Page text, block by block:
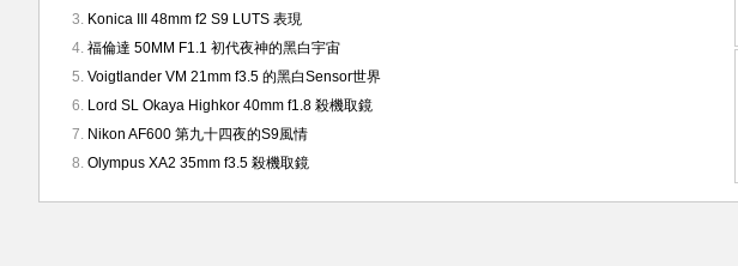
Konica III 48mm f2 S9 LUTS 表現
福倫達 50MM F1.1 初代夜神的黑白宇宙
Voigtlander VM 21mm f3.5 的黑白Sensor世界
Lord SL Okaya Highkor 40mm f1.8 殺機取鏡
Nikon AF600 第九十四夜的S9風情
Olympus XA2 35mm f3.5 殺機取鏡